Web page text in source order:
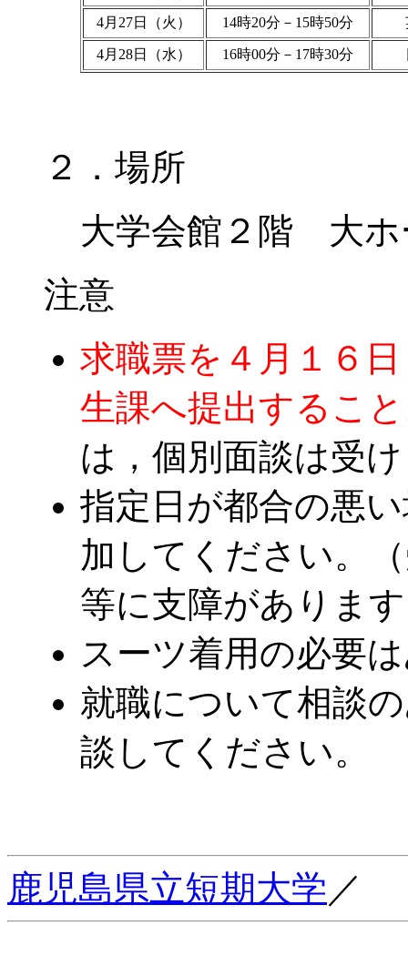
4月27日（火） 14時20分－15時50分
4月28日（水） 16時00分－17時30分
２．場所
大学会館２階 大ホ
注意
求職票を４月１６
生課へ提出するこ
は，個別面談は受
指定日が都合の悪
加してください。
等に支障がありま
スーツ着用の必要
就職について相談
談してください。
鹿児島県立短期大学 ／